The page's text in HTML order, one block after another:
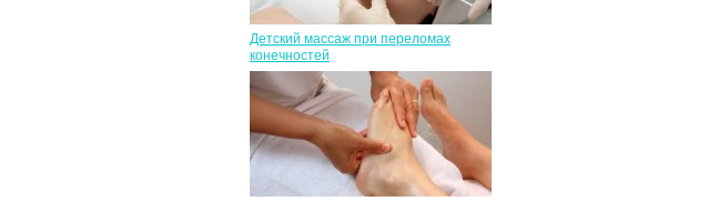
Детский массаж при переломах
конечностей